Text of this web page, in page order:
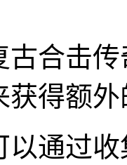
古合击
获得额
以通过